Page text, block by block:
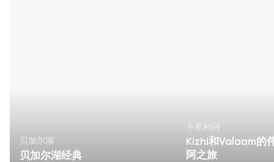
贝加尔湖
贝加尔湖经典
卡累利阿
Kizhi和Valaam的
阿之旅